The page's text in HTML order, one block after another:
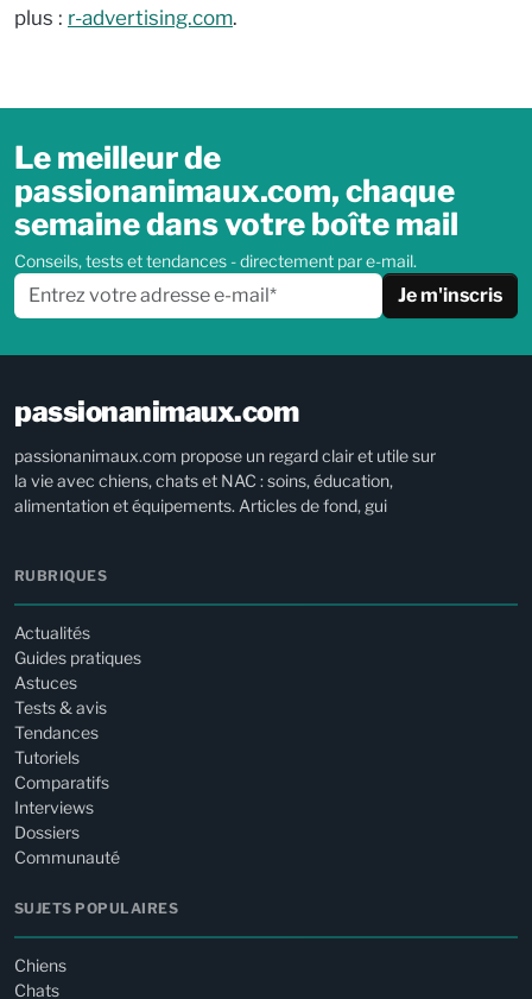
plus : r-advertising.com.
Le meilleur de
passionanimaux.com, chaque
semaine dans votre boîte mail
Conseils, tests et tendances - directement par e-mail.
Je m'inscris
passionanimaux.com
passionanimaux.com propose un regard clair et utile sur
la vie avec chiens, chats et NAC : soins, éducation,
alimentation et équipements. Articles de fond, gui
RUBRIQUES
Actualités
Guides pratiques
Astuces
Tests & avis
Tendances
Tutoriels
Comparatifs
Interviews
Dossiers
Communauté
SUJETS POPULAIRES
Chiens
Chats